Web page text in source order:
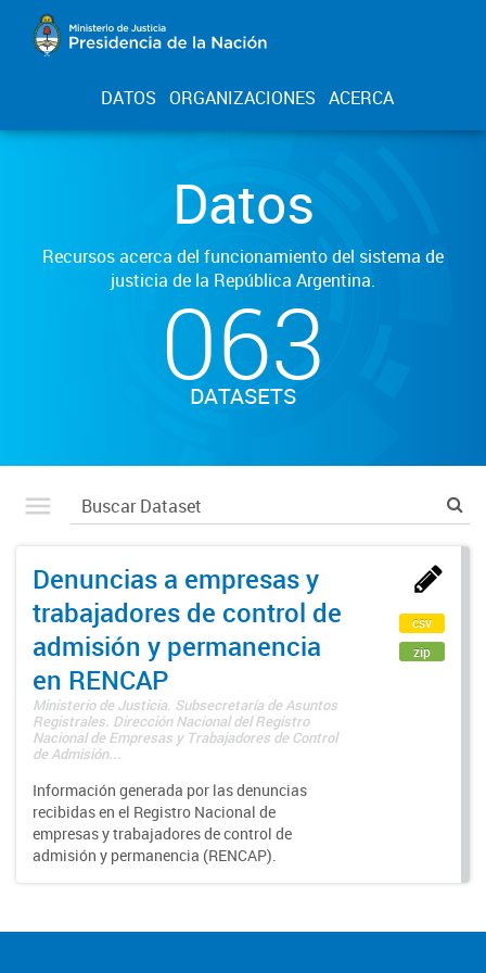
DATOS ORGANIZACIONES ACERCA
Datos
Recursos acerca del funcionamiento del sistema de
justicia de la República Argentina.
063
DATASETS
Denuncias a empresas y
trabajadores de control de
admisión y permanencia
en RENCAP
Ministerio de Justicia. Subsecretaría de Asuntos
Registrales. Dirección Nacional del Registro
Nacional de Empresas y Trabajadores de Control
de Admisión...
Información generada por las denuncias
recibidas en el Registro Nacional de
empresas y trabajadores de control de
admisión y permanencia (RENCAP).
csv
zip